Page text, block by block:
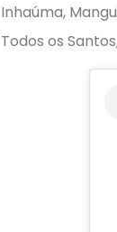
Inhaúma,
Todos os